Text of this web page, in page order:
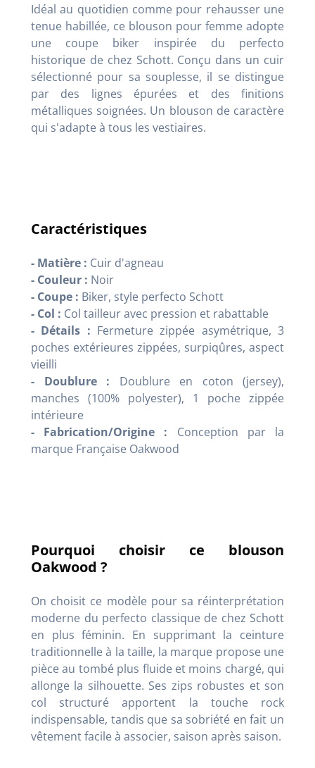
Idéal au quotidien comme pour rehausser une
tenue habillée, ce blouson pour femme adopte
une coupe biker inspirée du perfecto
historique de chez Schott. Conçu dans un cuir
sélectionné pour sa souplesse, il se distingue
par des lignes épurées et des finitions
métalliques soignées. Un blouson de caractère
qui s'adapte à tous les vestiaires.
Caractéristiques
- Matière : Cuir d'agneau
- Couleur : Noir
- Coupe : Biker, style perfecto Schott
- Col : Col tailleur avec pression et rabattable
- Détails : Fermeture zippée asymétrique, 3
poches extérieures zippées, surpiqûres, aspect
vieilli
- Doublure : Doublure en coton (jersey),
manches (100% polyester), 1 poche zippée
intérieure
- Fabrication/Origine : Conception par la
marque Française Oakwood
Pourquoi choisir ce blouson
Oakwood ?
On choisit ce modèle pour sa réinterprétation
moderne du perfecto classique de chez Schott
en plus féminin. En supprimant la ceinture
traditionnelle à la taille, la marque propose une
pièce au tombé plus fluide et moins chargé, qui
allonge la silhouette. Ses zips robustes et son
col structuré apportent la touche rock
indispensable, tandis que sa sobriété en fait un
vêtement facile à associer, saison après saison.